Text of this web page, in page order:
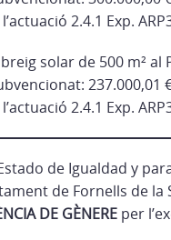
2.4.1 Exp.
solar de 500 m² al
237.000,01
2.4.1 Exp.
de Igualdad y
de Fornells de
DE GÈNERE per